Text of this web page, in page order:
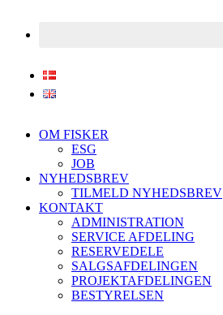
OM FISKER
ESG
JOB
NYHEDSBREV
TILMELD NYHEDSBREV
KONTAKT
ADMINISTRATION
SERVICE AFDELING
RESERVEDELE
SALGSAFDELINGEN
PROJEKTAFDELINGEN
BESTYRELSEN